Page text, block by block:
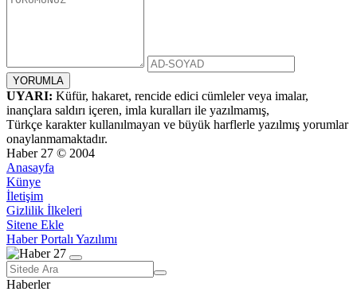
UYARI: Küfür, hakaret, rencide edici cümleler veya imalar,
inançlara saldırı içeren, imla kuralları ile yazılmamış,
Türkçe karakter kullanılmayan ve büyük harflerle yazılmış yorumlar
onaylanmamaktadır.
Haber 27 © 2004
Anasayfa
Künye
İletişim
Gizlilik İlkeleri
Sitene Ekle
Haber Portalı Yazılımı
Haberler